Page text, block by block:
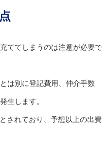
ててしまうのは注意が必要で
は別に登記費用、仲介手数
生します。
されており、予想以上の出費